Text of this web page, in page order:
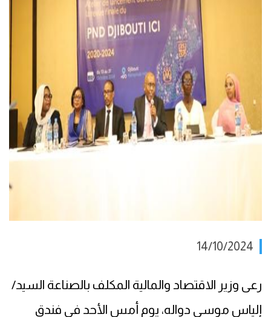
14/10/2024
رعى وزير الاقتصاد والمالية المكلف بالصناعة السيد/
إلياس موسى دواله، يوم أمس الأحد في فندق